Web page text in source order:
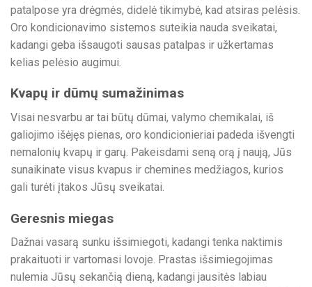
patalpose yra drėgmės, didelė tikimybė, kad atsiras pelėsis.
Oro kondicionavimo sistemos suteikia nauda sveikatai,
kadangi geba išsaugoti sausas patalpas ir užkertamas
kelias pelėsio augimui.
Kvapų ir dūmų sumažinimas
Visai nesvarbu ar tai būtų dūmai, valymo chemikalai, iš
galiojimo išėjęs pienas, oro kondicionieriai padeda išvengti
nemalonių kvapų ir garų. Pakeisdami seną orą į naują, Jūs
sunaikinate visus kvapus ir chemines medžiagos, kurios
gali turėti įtakos Jūsų sveikatai.
Geresnis miegas
Dažnai vasarą sunku išsimiegoti, kadangi tenka naktimis
prakaituoti ir vartomasi lovoje. Prastas išsimiegojimas
nulemia Jūsų sekančią dieną, kadangi jausitės labiau